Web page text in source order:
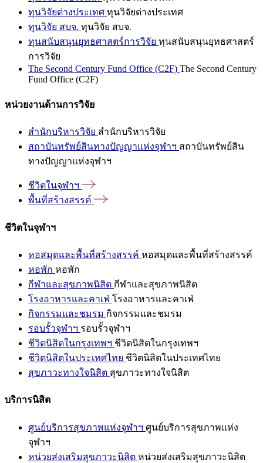
ทุนวิจัยต่างประเทศ ทุนวิจัยต่างประเทศ
ทุนวิจัย สบจ. ทุนวิจัย สบจ.
ทุนสนับสนุนยุทธศาสตร์การวิจัย ทุนสนับสนุนยุทธศาสตร์
การวิจัย
The Second Century Fund Office (C2F) The Second Century
Fund Office (C2F)
หน่วยงานด้านการวิจัย
สำนักบริหารวิจัย สำนักบริหารวิจัย
สถาบันทรัพย์สินทางปัญญาแห่งจุฬาฯ สถาบันทรัพย์สิน
ทางปัญญาแห่งจุฬาฯ
ชีวิตในจุฬาฯ
พื้นที่สร้างสรรค์
ชีวิตในจุฬาฯ
หอสมุดและพื้นที่สร้างสรรค์ หอสมุดและพื้นที่สร้างสรรค์
หอพัก หอพัก
กีฬาและสุขภาพนิสิต กีฬาและสุขภาพนิสิต
โรงอาหารและคาเฟ่ โรงอาหารและคาเฟ่
กิจกรรมและชมรม กิจกรรมและชมรม
รอบรั้วจุฬาฯ รอบรั้วจุฬาฯ
ชีวิตนิสิตในกรุงเทพฯ ชีวิตนิสิตในกรุงเทพฯ
ชีวิตนิสิตในประเทศไทย ชีวิตนิสิตในประเทศไทย
สุขภาวะทางใจนิสิต สุขภาวะทางใจนิสิต
บริการนิสิต
ศูนย์บริการสุขภาพแห่งจุฬาฯ ศูนย์บริการสุขภาพแห่ง
จุฬาฯ
หน่วยส่งเสริมสุขภาวะนิสิต หน่วยส่งเสริมสุขภาวะนิสิต